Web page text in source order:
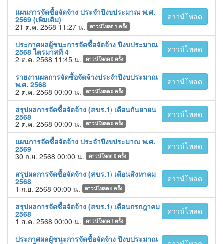
ดาวน์โหลด
แผนการจัดซื้อจัดจ้าง ประจำปีงบประมาณ พ.ศ.
2569 (เพิ่มเติม)
21 ต.ค. 2568 11:27 น. ดาวน์โหลด 1 ครั้ง
ดาวน์โหลด
ประกาศผลผู้ชนะการจัดซื้อจัดจ้าง ปีงบประมาณ
2568 ไตรมาสที่ 4
2 ต.ค. 2568 11:45 น. ดาวน์โหลด 0ครั้ง
ดาวน์โหลด
รายงานผลการจัดซื้อจัดจ้างประจำปีงบประมาณ
พ.ศ. 2568
2 ต.ค. 2568 00:00 น. ดาวน์โหลด 0ครั้ง
ดาวน์โหลด
สรุปผลการจัดซื้อจัดจ้าง (สขร.1) เดือนกันยายน
2568
2 ต.ค. 2568 00:00 น. ดาวน์โหลด 0ครั้ง
ดาวน์โหลด
แผนการจัดซื้อจัดจ้าง ประจำปีงบประมาณ พ.ศ.
2569
30 ก.ย. 2568 00:00 น. ดาวน์โหลด 0ครั้ง
ดาวน์โหลด
สรุปผลการจัดซื้อจัดจ้าง (สขร.1) เดือนสิงหาคม
2568
1 ก.ย. 2568 00:00 น. ดาวน์โหลด 0ครั้ง
ดาวน์โหลด
สรุปผลการจัดซื้อจัดจ้าง (สขร.1) เดือนกรกฎาคม
2568
1 ส.ค. 2568 00:00 น. ดาวน์โหลด 1 ครั้ง
ประกาศผลผู้ชนะการจัดซื้อจัดจ้าง ปีงบประมาณ